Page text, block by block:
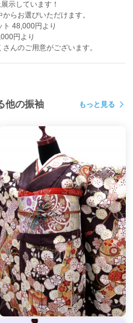
示しています！
らお選びいただけます。
ト 48,000円より
円より
んのご用意がございます。
他の振袖 もっと見る